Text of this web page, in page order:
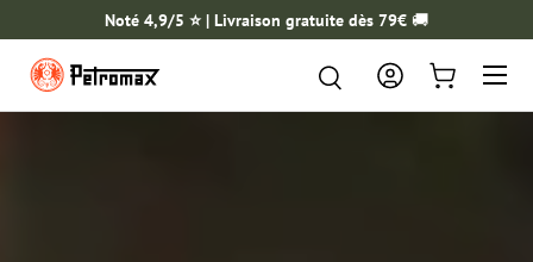
ALLER AU CONTENU
Noté 4,9/5 ⭐️ | Livraison gratuite dès 79€ 🚚
Rechercher
RechercherSe connecter
Panier
Menu